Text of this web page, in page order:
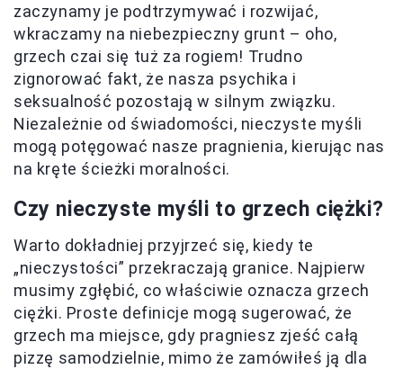
zaczynamy je podtrzymywać i rozwijać,
wkraczamy na niebezpieczny grunt – oho,
grzech czai się tuż za rogiem! Trudno
zignorować fakt, że nasza psychika i
seksualność pozostają w silnym związku.
Niezależnie od świadomości, nieczyste myśli
mogą potęgować nasze pragnienia, kierując nas
na kręte ścieżki moralności.
Czy nieczyste myśli to grzech ciężki?
Warto dokładniej przyjrzeć się, kiedy te
„nieczystości” przekraczają granice. Najpierw
musimy zgłębić, co właściwie oznacza grzech
ciężki. Proste definicje mogą sugerować, że
grzech ma miejsce, gdy pragniesz zjeść całą
pizzę samodzielnie, mimo że zamówiłeś ją dla